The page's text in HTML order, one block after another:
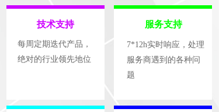
技术支持
每周定期迭代产品，
绝对的行业领先地位
服务支持
7*12h实时响应，处理
服务商遇到的各种问
题